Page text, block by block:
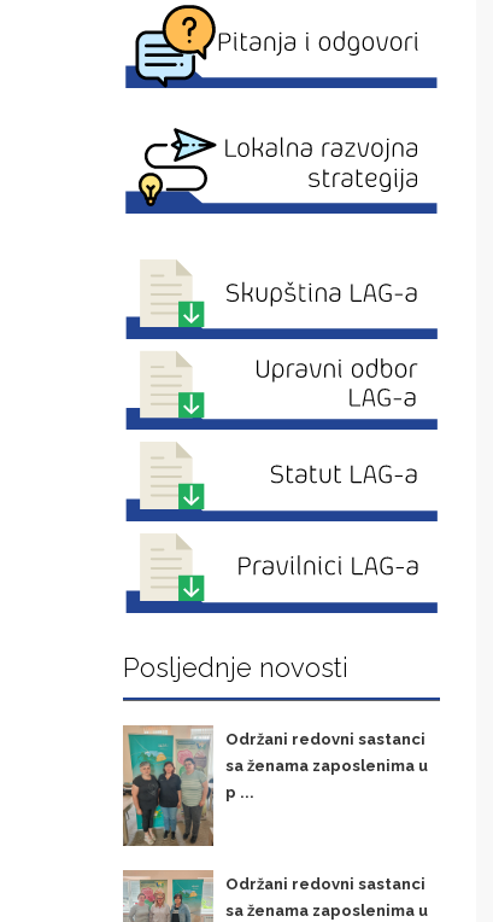
Posljednje novosti
Održani redovni sastanci
sa ženama zaposlenima u
p ...
Održani redovni sastanci
sa ženama zaposlenima u